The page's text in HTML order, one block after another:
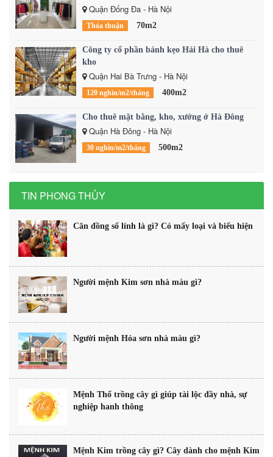
Quận Đống Đa - Hà Nội
Thỏa thuận 70m2
Công ty cổ phần bánh kẹo Hải Hà cho thuê
kho
Quận Hai Bà Trưng - Hà Nội
120 nghìn/m2/tháng 400m2
Cho thuê mặt bằng, kho, xưởng ở Hà Đông
Quận Hà Đông - Hà Nội
30 nghìn/m2/tháng 500m2
TIN PHONG THỦY
Căn đồng số lính là gì? Có mấy loại và biểu hiện
Người mệnh Kim sơn nhà màu gì?
Người mệnh Hỏa sơn nhà màu gì?
Mệnh Thổ trồng cây gì giúp tài lộc đầy nhà, sự
nghiệp hanh thông
Mệnh Kim trồng cây gì? Cây dành cho mệnh Kim